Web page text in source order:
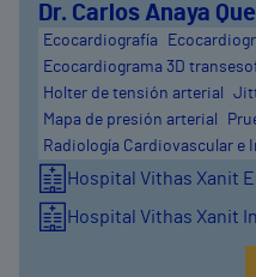
Dr. Carlos Anaya
Ecocardiografía
Ecocardiograma 3D
Holter de tensión arterial
Mapa de presión arterial
Radiología Cardiovascular e
Hospital Vithas Xanit
Hospital Vithas Xanit